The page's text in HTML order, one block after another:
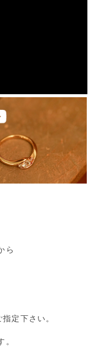
ら
定下さい。
。